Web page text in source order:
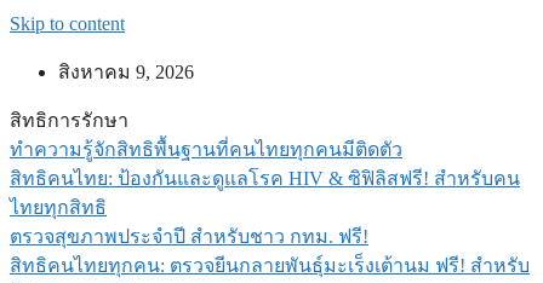
Skip to content
สิงหาคม 9, 2026
สิทธิการรักษา
ทำความรู้จักสิทธิพื้นฐานที่คนไทยทุกคนมีติดตัว
สิทธิคนไทย: ป้องกันและดูแลโรค HIV & ซิฟิลิสฟรี! สำหรับคน
ไทยทุกสิทธิ
ตรวจสุขภาพประจำปี สำหรับชาว กทม. ฟรี!
สิทธิคนไทยทุกคน: ตรวจยีนกลายพันธุ์มะเร็งเต้านม ฟรี! สำหรับ